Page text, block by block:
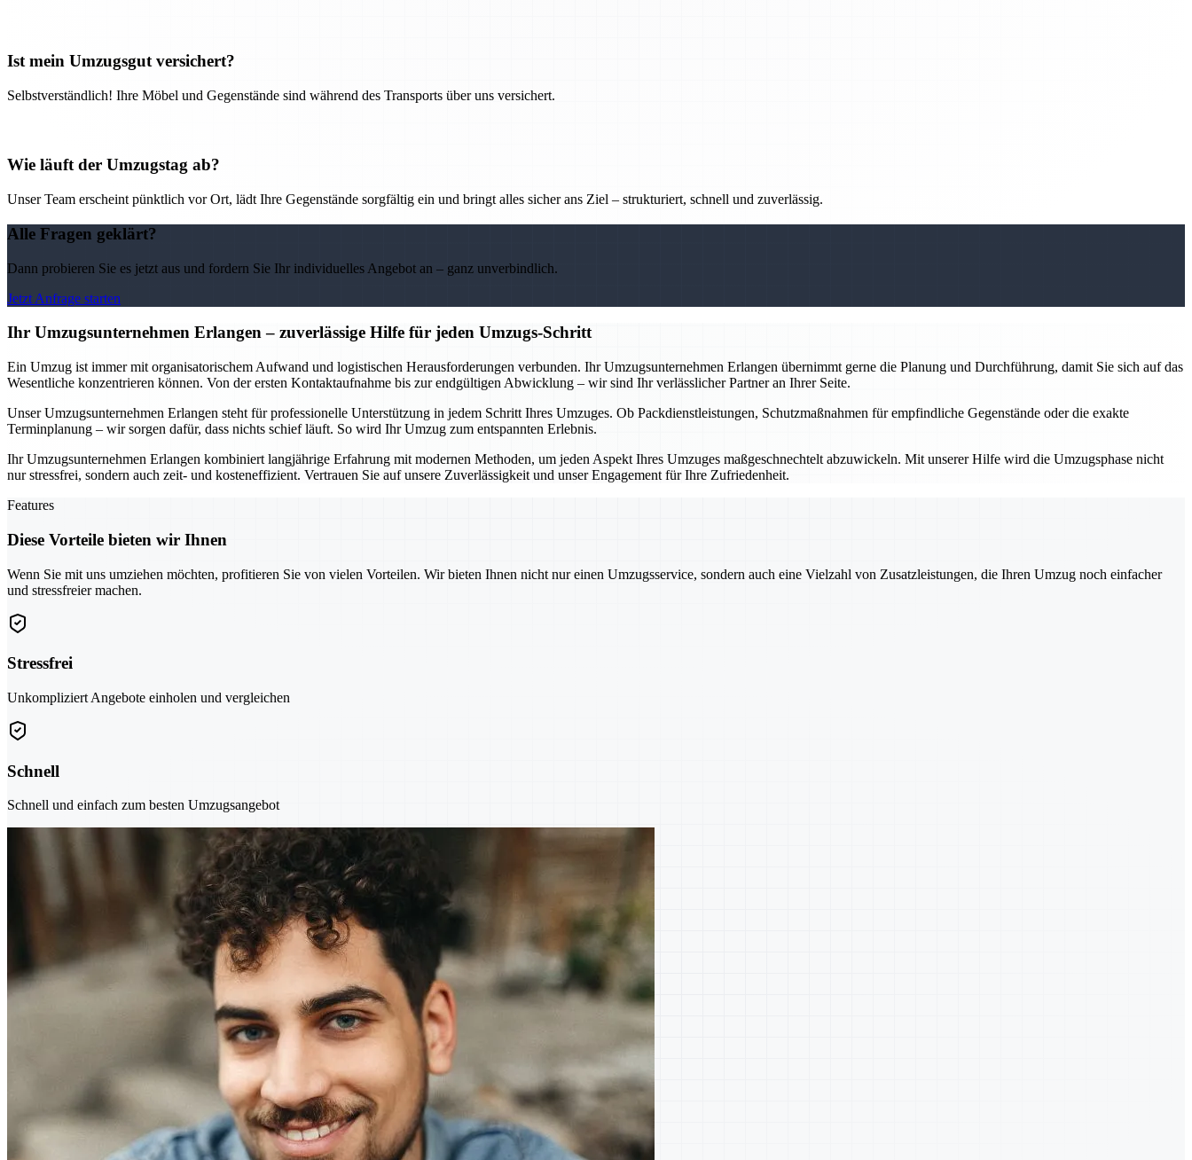
Ist mein Umzugsgut versichert?
Selbstverständlich! Ihre Möbel und Gegenstände sind während des Transports über uns versichert.
Wie läuft der Umzugstag ab?
Unser Team erscheint pünktlich vor Ort, lädt Ihre Gegenstände sorgfältig ein und bringt alles sicher ans Ziel – strukturiert, schnell und zuverlässig.
Alle Fragen geklärt?
Dann probieren Sie es jetzt aus und fordern Sie Ihr individuelles Angebot an – ganz unverbindlich.
Jetzt Anfrage starten
Ihr Umzugsunternehmen Erlangen – zuverlässige Hilfe für jeden Umzugs-Schritt
Ein Umzug ist immer mit organisatorischem Aufwand und logistischen Herausforderungen verbunden. Ihr Umzugsunternehmen Erlangen übernimmt gerne die Planung und Durchführung, damit Sie sich auf das
Wesentliche konzentrieren können. Von der ersten Kontaktaufnahme bis zur endgültigen Abwicklung – wir sind Ihr verlässlicher Partner an Ihrer Seite.
Unser Umzugsunternehmen Erlangen steht für professionelle Unterstützung in jedem Schritt Ihres Umzuges. Ob Packdienstleistungen, Schutzmaßnahmen für empfindliche Gegenstände oder die exakte
Terminplanung – wir sorgen dafür, dass nichts schief läuft. So wird Ihr Umzug zum entspannten Erlebnis.
Ihr Umzugsunternehmen Erlangen kombiniert langjährige Erfahrung mit modernen Methoden, um jeden Aspekt Ihres Umzuges maßgeschnechtelt abzuwickeln. Mit unserer Hilfe wird die Umzugsphase nicht
nur stressfrei, sondern auch zeit- und kosteneffizient. Vertrauen Sie auf unsere Zuverlässigkeit und unser Engagement für Ihre Zufriedenheit.
Features
Diese Vorteile bieten wir Ihnen
Wenn Sie mit uns umziehen möchten, profitieren Sie von vielen Vorteilen. Wir bieten Ihnen nicht nur einen Umzugsservice, sondern auch eine Vielzahl von Zusatzleistungen, die Ihren Umzug noch einfacher
und stressfreier machen.
Stressfrei
Unkompliziert Angebote einholen und vergleichen
Schnell
Schnell und einfach zum besten Umzugsangebot